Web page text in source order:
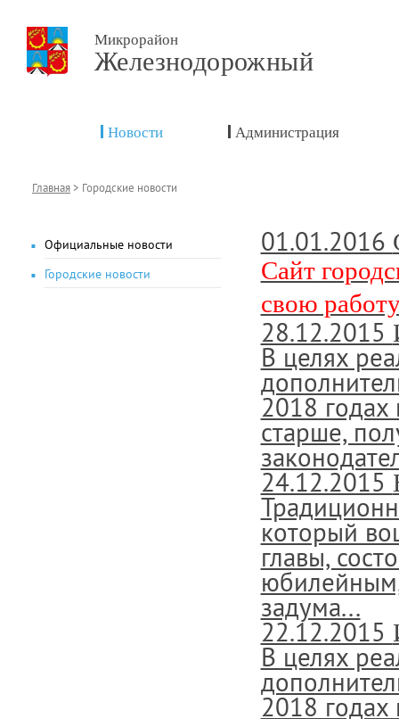
Микрорайон
Железнодорожный
Новости Администрация
Главная> Городские новости
Официальные новости
Городские новости
01.01.2016
Сайт
свою
28.12.2015
В целях
2018 годах
старше,
24.12.2015
который
главы,
задума...
22.12.2015
В целях
2018 годах